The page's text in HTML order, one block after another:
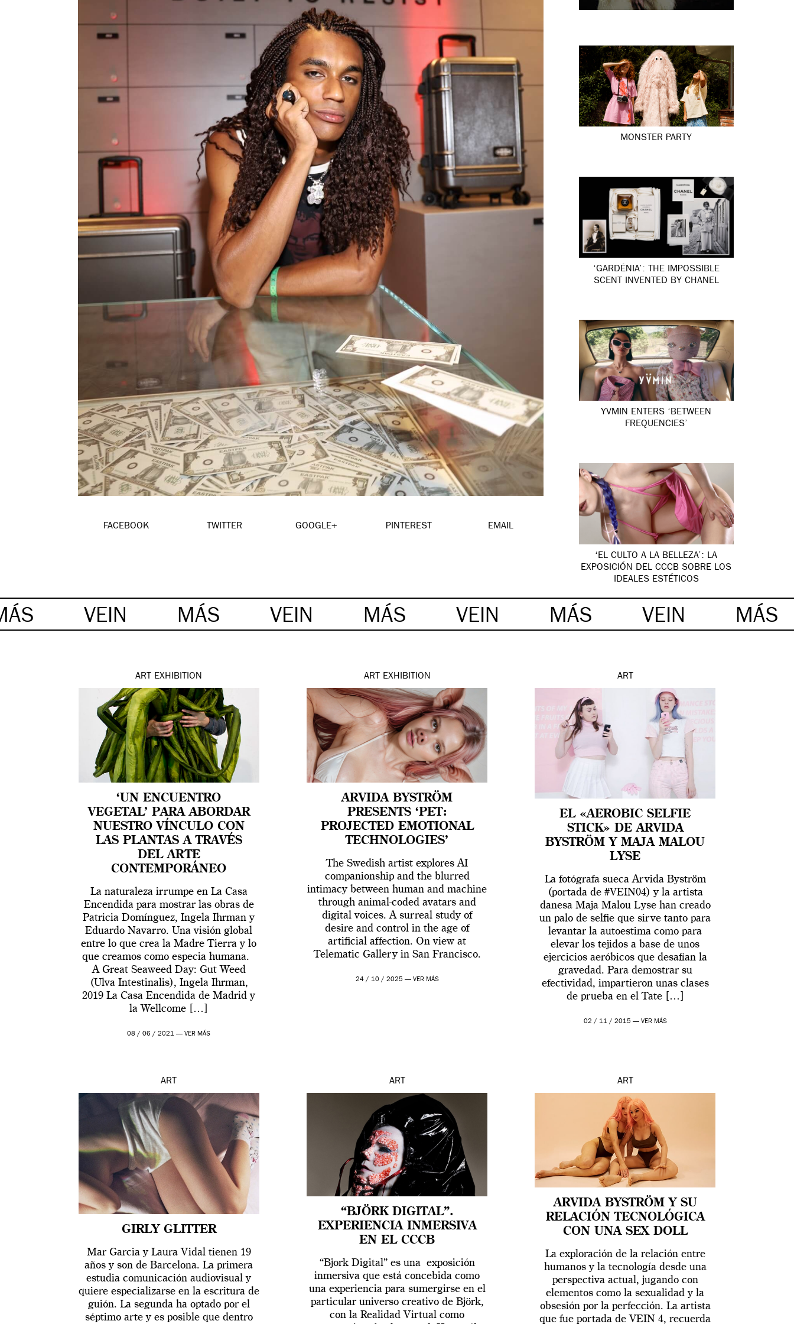
FACEBOOK TWITTER GOOGLE+ PINTEREST EMAIL
MONSTER PARTY
‘GARDÉNIA’: THE IMPOSSIBLE
SCENT INVENTED BY CHANEL
YVMIN ENTERS ‘BETWEEN
FREQUENCIES’
‘EL CULTO A LA BELLEZA’: LA
EXPOSICIÓN DEL CCCB SOBRE LOS
IDEALES ESTÉTICOS
VEIN MÁS VEIN MÁS VEIN MÁS VEIN MÁS
ART EXHIBITION
‘UN ENCUENTRO
VEGETAL’ PARA ABORDAR
NUESTRO VÍNCULO CON
LAS PLANTAS A TRAVÉS
DEL ARTE
CONTEMPORÁNEO
La naturaleza irrumpe en La Casa
Encendida para mostrar las obras de
Patricia Domínguez, Ingela Ihrman y
Eduardo Navarro. Una visión global
entre lo que crea la Madre Tierra y lo
que creamos como especia humana.
A Great Seaweed Day: Gut Weed
(Ulva Intestinalis), Ingela Ihrman,
2019 La Casa Encendida de Madrid y
la Wellcome […]
08 / 06 / 2021 —VER MÁS
ART EXHIBITION
ARVIDA BYSTRÖM
PRESENTS ‘PET:
PROJECTED EMOTIONAL
TECHNOLOGIES’
The Swedish artist explores AI
companionship and the blurred
intimacy between human and machine
through animal-coded avatars and
digital voices. A surreal study of
desire and control in the age of
artificial affection. On view at
Telematic Gallery in San Francisco.
24 / 10 / 2025 — VER MÁS
ART
EL «AEROBIC SELFIE
STICK» DE ARVIDA
BYSTRÖM Y MAJA MALOU
LYSE
La fotógrafa sueca Arvida Byström
(portada de #VEIN04) y la artista
danesa Maja Malou Lyse han creado
un palo de selfie que sirve tanto para
levantar la autoestima como para
elevar los tejidos a base de unos
ejercicios aeróbicos que desafían la
gravedad. Para demostrar su
efectividad, impartieron unas clases
de prueba en el Tate […]
02 / 11 / 2015 — VER MÁS
ART
GIRLY GLITTER
Mar Garcia y Laura Vidal tienen 19
años y son de Barcelona. La primera
estudia comunicación audiovisual y
quiere especializarse en la escritura de
guión. La segunda ha optado por el
séptimo arte y es posible que dentro
ART
“BJÖRK DIGITAL”.
EXPERIENCIA INMERSIVA
EN EL CCCB
“Bjork Digital” es una exposición
inmersiva que está concebida como
una experiencia para sumergirse en el
particular universo creativo de Björk,
con la Realidad Virtual como
ART
ARVIDA BYSTRÖM Y SU
RELACIÓN TECNOLÓGICA
CON UNA SEX DOLL
La exploración de la relación entre
humanos y la tecnología desde una
perspectiva actual, jugando con
elementos como la sexualidad y la
obsesión por la perfección. La artista
que fue portada de VEIN 4, recuerda